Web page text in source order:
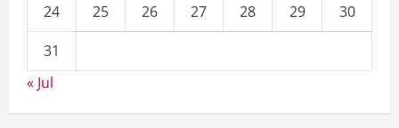
24
25 26 27 28 29
30
31
« Jul